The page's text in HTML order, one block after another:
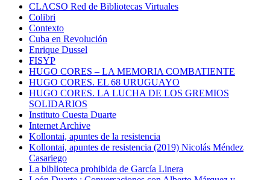
CLACSO Red de Bibliotecas Virtuales
Colibri
Contexto
Cuba en Revolución
Enrique Dussel
FISYP
HUGO CORES – LA MEMORIA COMBATIENTE
HUGO CORES. EL 68 URUGUAYO
HUGO CORES. LA LUCHA DE LOS GREMIOS
SOLIDARIOS
Instituto Cuesta Duarte
Internet Archive
Kollontai, apuntes de la resistencia
Kollontai, apuntes de resistencia (2019) Nicolás Méndez
Casariego
La biblioteca prohibida de García Linera